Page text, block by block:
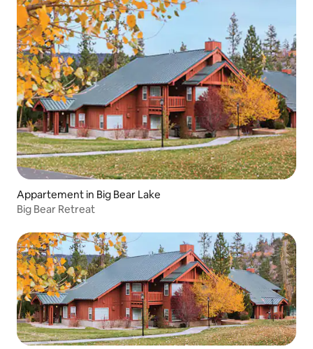
Appartement in Big Bear Lake
Big Bear Retreat